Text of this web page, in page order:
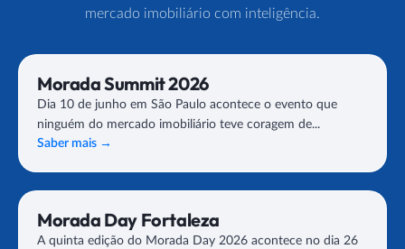
mercado imobiliário com inteligência.
Morada Summit 2026
Dia 10 de junho em São Paulo acontece o evento que
ninguém do mercado imobiliário teve coragem de...
Saber mais →
Morada Day Fortaleza
A quinta edição do Morada Day 2026 acontece no dia 26